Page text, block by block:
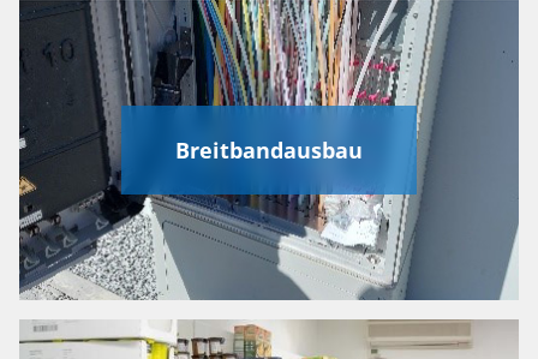
Breitbandausbau